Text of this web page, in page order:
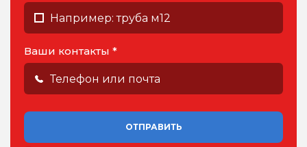
Ваши контакты *
ОТПРАВИТЬ